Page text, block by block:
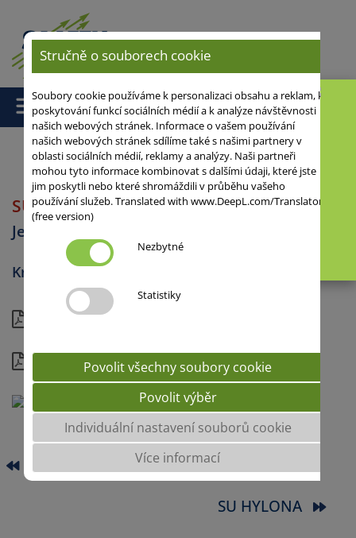
Domů/Ječmen/Ječmen ozimý/ SU ELLEN
SU ELLENŠestiřadý
Ječmen ozimý
Krmný ječmen
Aktuální list
Kompletní informace
SU HYLONA
Stručně o souborech cookie
Soubory cookie používáme k personalizaci obsahu a reklam, k
poskytování funkcí sociálních médií a k analýze návštěvnosti
našich webových stránek. Informace o vašem používání
našich webových stránek sdílíme také s našimi partnery v
oblasti sociálních médií, reklamy a analýzy. Naši partneři
mohou tyto informace kombinovat s dalšími údaji, které jste
jim poskytli nebo které shromáždili v průběhu vašeho
používání služeb. Translated with www.DeepL.com/Translator
(free version)
Nezbytné
Statistiky
Povolit všechny soubory cookie
Povolit výběr
Individuální nastavení souborů cookie
Více informací